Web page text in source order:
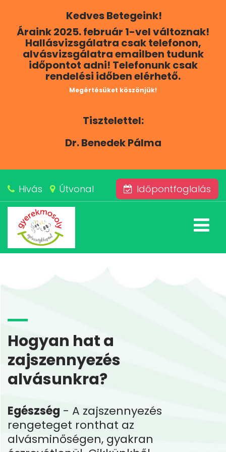
Kedves Betegeink!
Áraink 2025. február 1-vel változnak!
Hallásvizsgálatra csak telefonon,
alvásvizsgálatra emailben tudunk
időpontot adni! Telefonunk csak
rendelési időben elérhető.
Megértésüket köszönjük!
Tisztelettel:
Dr. Benedek Pálma
Hivás Útvonal Időpontfoglalás
Hogyan hat a
zajszennyezés
alvásunkra?
Egészség - A zajszennyezés
rengeteget ronthat az
alvásminőségen, gyakran
RÓLUNK
KAPCSOLAT
SZOLGÁLTATÁSAINK